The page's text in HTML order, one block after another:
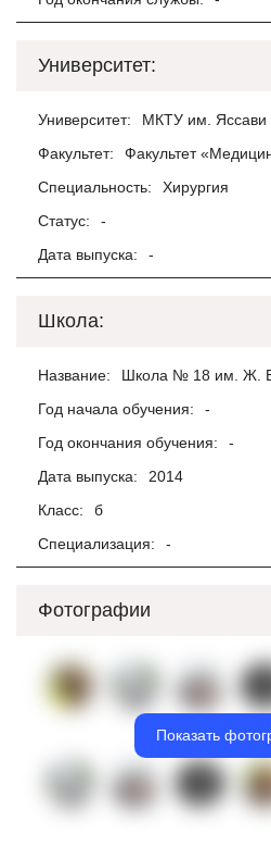
Университет:
Университет:
МКТУ им. Яссави
Факультет:
Факультет
Специальность:
Хирургия
Статус:
-
Дата выпуска:
-
Школа:
Название:
Школа № 18 им. Ж.
Год начала обучения:
-
Год окончания обучения:
-
Дата выпуска:
2014
Класс:
б
Специализация:
-
Фотографии
Показать